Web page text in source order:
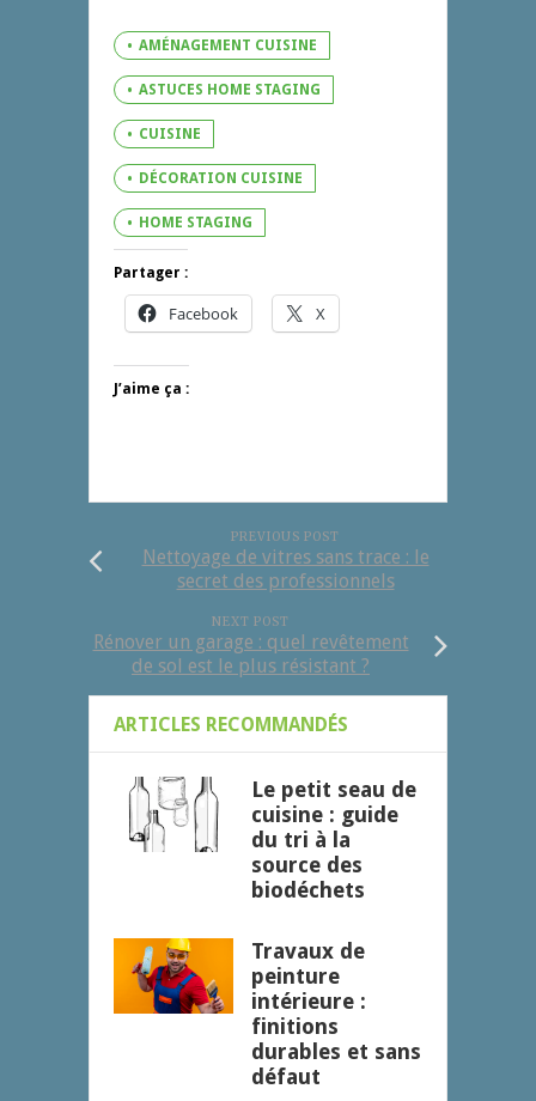
AMÉNAGEMENT CUISINE
ASTUCES HOME STAGING
CUISINE
DÉCORATION CUISINE
HOME STAGING
Partager :
Facebook X
J’aime ça :
PREVIOUS POST
Nettoyage de vitres sans trace : le
secret des professionnels
NEXT POST
Rénover un garage : quel revêtement
de sol est le plus résistant ?
ARTICLES RECOMMANDÉS
Le petit seau de
cuisine : guide
du tri à la
source des
biodéchets
Travaux de
peinture
intérieure :
finitions
durables et sans
défaut